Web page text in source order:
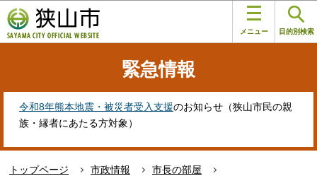
の
ペ
す
メニュー 目的別検索
緊急情報
令和8年熊本地震・被災者受入支援のお知らせ（狭山市民の親
族・縁者にあたる方対象）
トップページ 市政情報
市長の部屋